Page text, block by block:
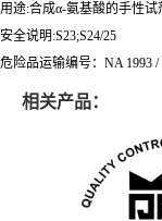
用途:合成α-氨基酸的手性试
安全说明:S23;S24/25
危险品运输编号：NA 1993
相关产品：